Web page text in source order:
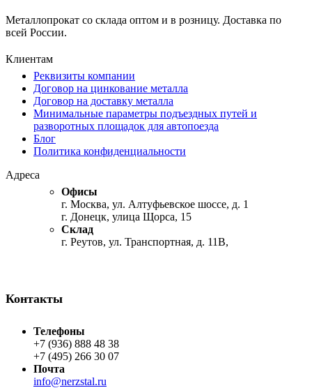
Металлопрокат со склада оптом и в розницу. Доставка по
всей России.
Клиентам
Реквизиты компании
Договор на цинкование металла
Договор на доставку металла
Минимальные параметры подъездных путей и
разворотных площадок для автопоезда
Блог
Политика конфиденциальности
Адреса
Офисы
г. Москва, ул. Алтуфьевское шоссе, д. 1
г. Донецк, улица Щорса, 15
Склад
г. Реутов, ул. Транспортная, д. 11В,
Контакты
Телефоны
+7 (936) 888 48 38
+7 (495) 266 30 07
Почта
info@nerzstal.ru